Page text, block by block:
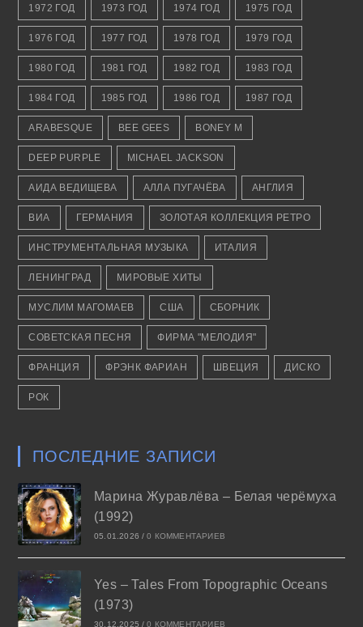
1972 ГОД 1973 ГОД 1974 ГОД 1975 ГОД
1976 ГОД 1977 ГОД 1978 ГОД 1979 ГОД
1980 ГОД 1981 ГОД 1982 ГОД 1983 ГОД
1984 ГОД 1985 ГОД 1986 ГОД 1987 ГОД
ARABESQUE BEE GEES BONEY M
DEEP PURPLE MICHAEL JACKSON
АИДА ВЕДИЩЕВА АЛЛА ПУГАЧЁВА АНГЛИЯ
ВИА ГЕРМАНИЯ ЗОЛОТАЯ КОЛЛЕКЦИЯ РЕТРО
ИНСТРУМЕНТАЛЬНАЯ МУЗЫКА ИТАЛИЯ
ЛЕНИНГРАД МИРОВЫЕ ХИТЫ
МУСЛИМ МАГОМАЕВ США СБОРНИК
СОВЕТСКАЯ ПЕСНЯ ФИРМА "МЕЛОДИЯ"
ФРАНЦИЯ ФРЭНК ФАРИАН ШВЕЦИЯ ДИСКО
РОК
ПОСЛЕДНИЕ ЗАПИСИ
Марина Журавлёва – Белая черёмуха
(1992)
05.01.2026 / 0 КОММЕНТАРИЕВ
Yes – Tales From Topographic Oceans
(1973)
30.12.2025 / 0 КОММЕНТАРИЕВ